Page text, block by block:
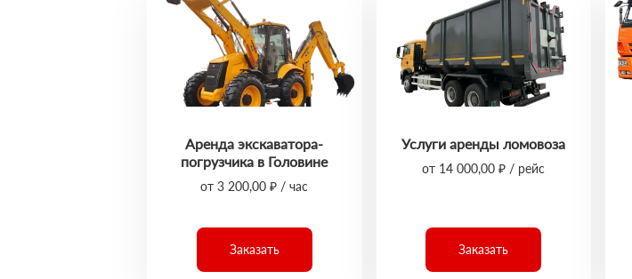
Аренда экскаватора-
погрузчика в Головине
от 3 200,00 ₽ / час
Заказать
Услуги аренды ломовоза
от 14 000,00 ₽ / рейс
Заказать